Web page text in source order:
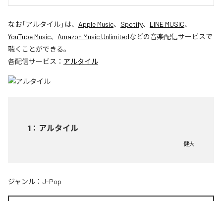
なお「アルタイル」は、 Apple Music、 Spotify、 LINE MUSIC、
YouTube Music、 Amazon Music Unlimitedなどの音楽配信サービスで
聴くことができる。
各配信サービス： アルタイル
1 ： アルタイル
健大
ジャンル： J-Pop